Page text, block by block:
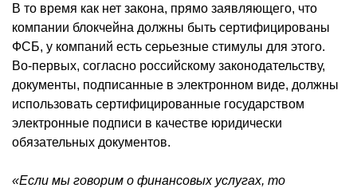
В то время как нет закона, прямо заявляющего, что
компании блокчейна должны быть сертифицированы
ФСБ, у компаний есть серьезные стимулы для этого.
Во-первых, согласно российскому законодательству,
документы, подписанные в электронном виде, должны
использовать сертифицированные государством
электронные подписи в качестве юридически
обязательных документов.
«Если мы говорим о финансовых услугах, то